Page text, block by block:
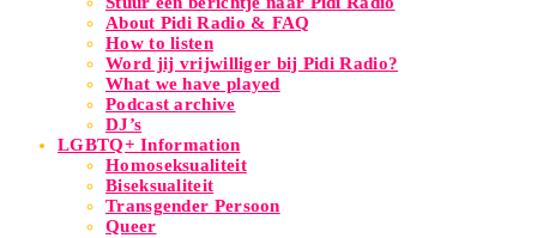
About Pidi Radio & FAQ
How to listen
Word jij vrijwilliger bij Pidi Radio?
What we have played
Podcast archive
DJ’s
LGBTQ+ Information
Homoseksualiteit
Biseksualiteit
Transgender Persoon
Queer